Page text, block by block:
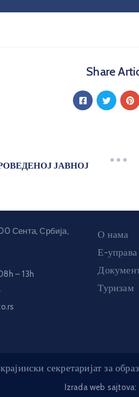
Share
ЈАВНОЈ
Сента, Србија,
– 13h
О нама
Е-управа
Туризам
секретаријат за
Izrada web